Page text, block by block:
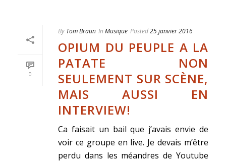
0
By Tom Braun In Musique Posted25 janvier 2016
OPIUM DU PEUPLE A LA
PATATE NON
SEULEMENT SUR SCÈNE,
MAIS AUSSI EN
INTERVIEW!
Ca faisait un bail que j’avais envie de
voir ce groupe en live. Je devais m’être
perdu dans les méandres de Youtube